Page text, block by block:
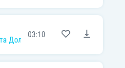
Долженкова
03:10